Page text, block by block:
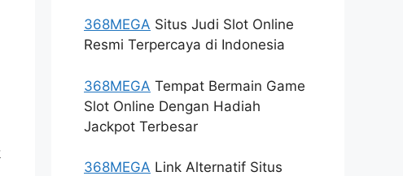
368MEGA Situs Judi Slot Online
Resmi Terpercaya di Indonesia
368MEGA Tempat Bermain Game
Slot Online Dengan Hadiah
Jackpot Terbesar
368MEGA Link Alternatif Situs